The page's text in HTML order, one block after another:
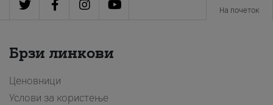
На почеток
Брзи линкови
Ценовници
Услови за користење